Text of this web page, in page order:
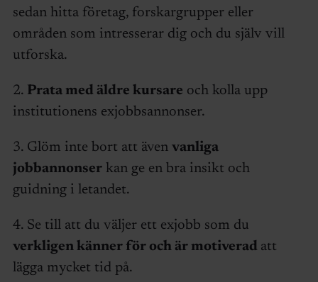
sedan hitta företag, forskargrupper eller
områden som intresserar dig och du själv vill
utforska.
2. Prata med äldre kursare och kolla upp
institutionens exjobbsannonser.
3. Glöm inte bort att även vanliga
jobbannonserkan ge en bra insikt och
guidning i letandet.
4. Se till att du väljer ett exjobb som du
verkligen känner för och är motiverad att
lägga mycket tid på.